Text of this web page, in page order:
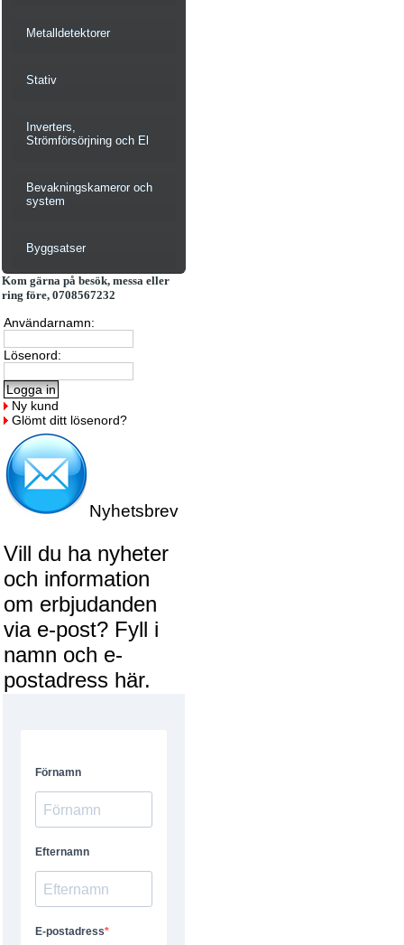
Metalldetektorer
Stativ
Inverters,
Strömförsörjning och El
Bevakningskameror och
system
Byggsatser
Kom gärna på besök, messa eller
ring före, 0708567232
Användarnamn:
Lösenord:
Ny kund
Glömt ditt lösenord?
Nyhetsbrev
Vill du ha nyheter
och information
om erbjudanden
via e-post? Fyll i
namn och e-
postadress här.